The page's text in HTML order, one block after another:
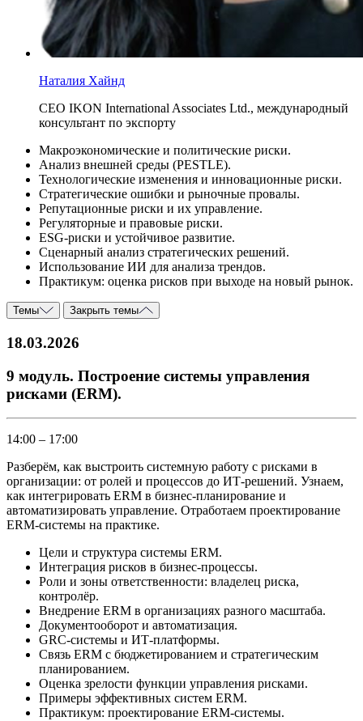
Наталия Хайнд
CEO IKON International Associates Ltd., международный
консультант по экспорту
Макроэкономические и политические риски.
Анализ внешней среды (PESTLE).
Технологические изменения и инновационные риски.
Стратегические ошибки и рыночные провалы.
Репутационные риски и их управление.
Регуляторные и правовые риски.
ESG-риски и устойчивое развитие.
Сценарный анализ стратегических решений.
Использование ИИ для анализа трендов.
Практикум: оценка рисков при выходе на новый рынок.
Темы Закрыть темы
18.03.2026
9 модуль. Построение системы управления
рисками (ERM).
14:00 – 17:00
Разберём, как выстроить системную работу с рисками в
организации: от ролей и процессов до ИТ-решений. Узнаем,
как интегрировать ERM в бизнес-планирование и
автоматизировать управление. Отработаем проектирование
ERM-системы на практике.
Цели и структура системы ERM.
Интеграция рисков в бизнес-процессы.
Роли и зоны ответственности: владелец риска,
контролёр.
Внедрение ERM в организациях разного масштаба.
Документооборот и автоматизация.
GRC-системы и ИТ-платформы.
Связь ERM с бюджетированием и стратегическим
планированием.
Оценка зрелости функции управления рисками.
Примеры эффективных систем ERM.
Практикум: проектирование ERM-системы.